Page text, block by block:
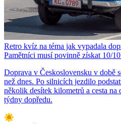
Retro kvíz na téma jak vypadala
Pamětníci musí povinně získat 10/
Doprava v Československu v době
než dnes. Po silnicích jezdilo
několik desítek kilometrů a cesta na
týdny dopředu.